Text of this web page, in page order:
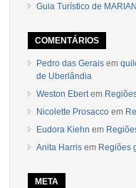
Guia Turístico de
COMENTÁRIOS
Pedro das Gerais em
de Uberlândia
Weston Ebert em
Nicolette Prosacco em
Eudora Kiehn em
Anita Harris em Regiões
META